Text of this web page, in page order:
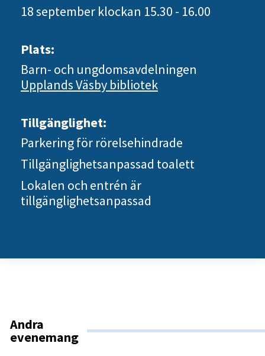
18 september klockan 15.30 - 16.00
Plats:
Barn- och ungdomsavdelningen
Upplands Väsby bibliotek
Tillgänglighet:
Parkering för rörelsehindrade
Tillgänglighetsanpassad toalett
Lokalen och entrén är
tillgänglighetsanpassad
Andra
evenemang